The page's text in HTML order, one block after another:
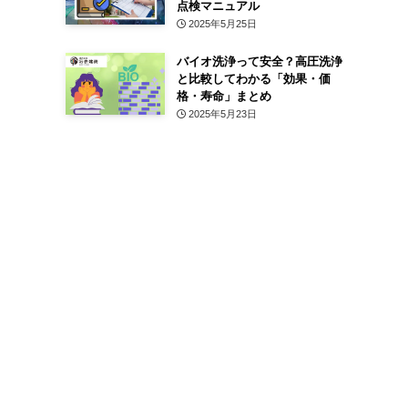
点検マニュアル
2025年5月25日
バイオ洗浄って安全？高圧洗浄
と比較してわかる「効果・価
格・寿命」まとめ
2025年5月23日